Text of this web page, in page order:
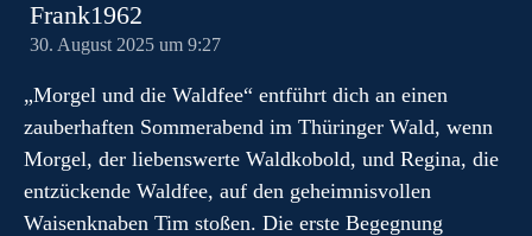
Frank1962
30. August 2025 um 9:27
„Morgel und die Waldfee“ entführt dich an einen
zauberhaften Sommerabend im Thüringer Wald, wenn
Morgel, der liebenswerte Waldkobold, und Regina, die
entzückende Waldfee, auf den geheimnisvollen
Waisenknaben Tim stoßen. Die erste Begegnung